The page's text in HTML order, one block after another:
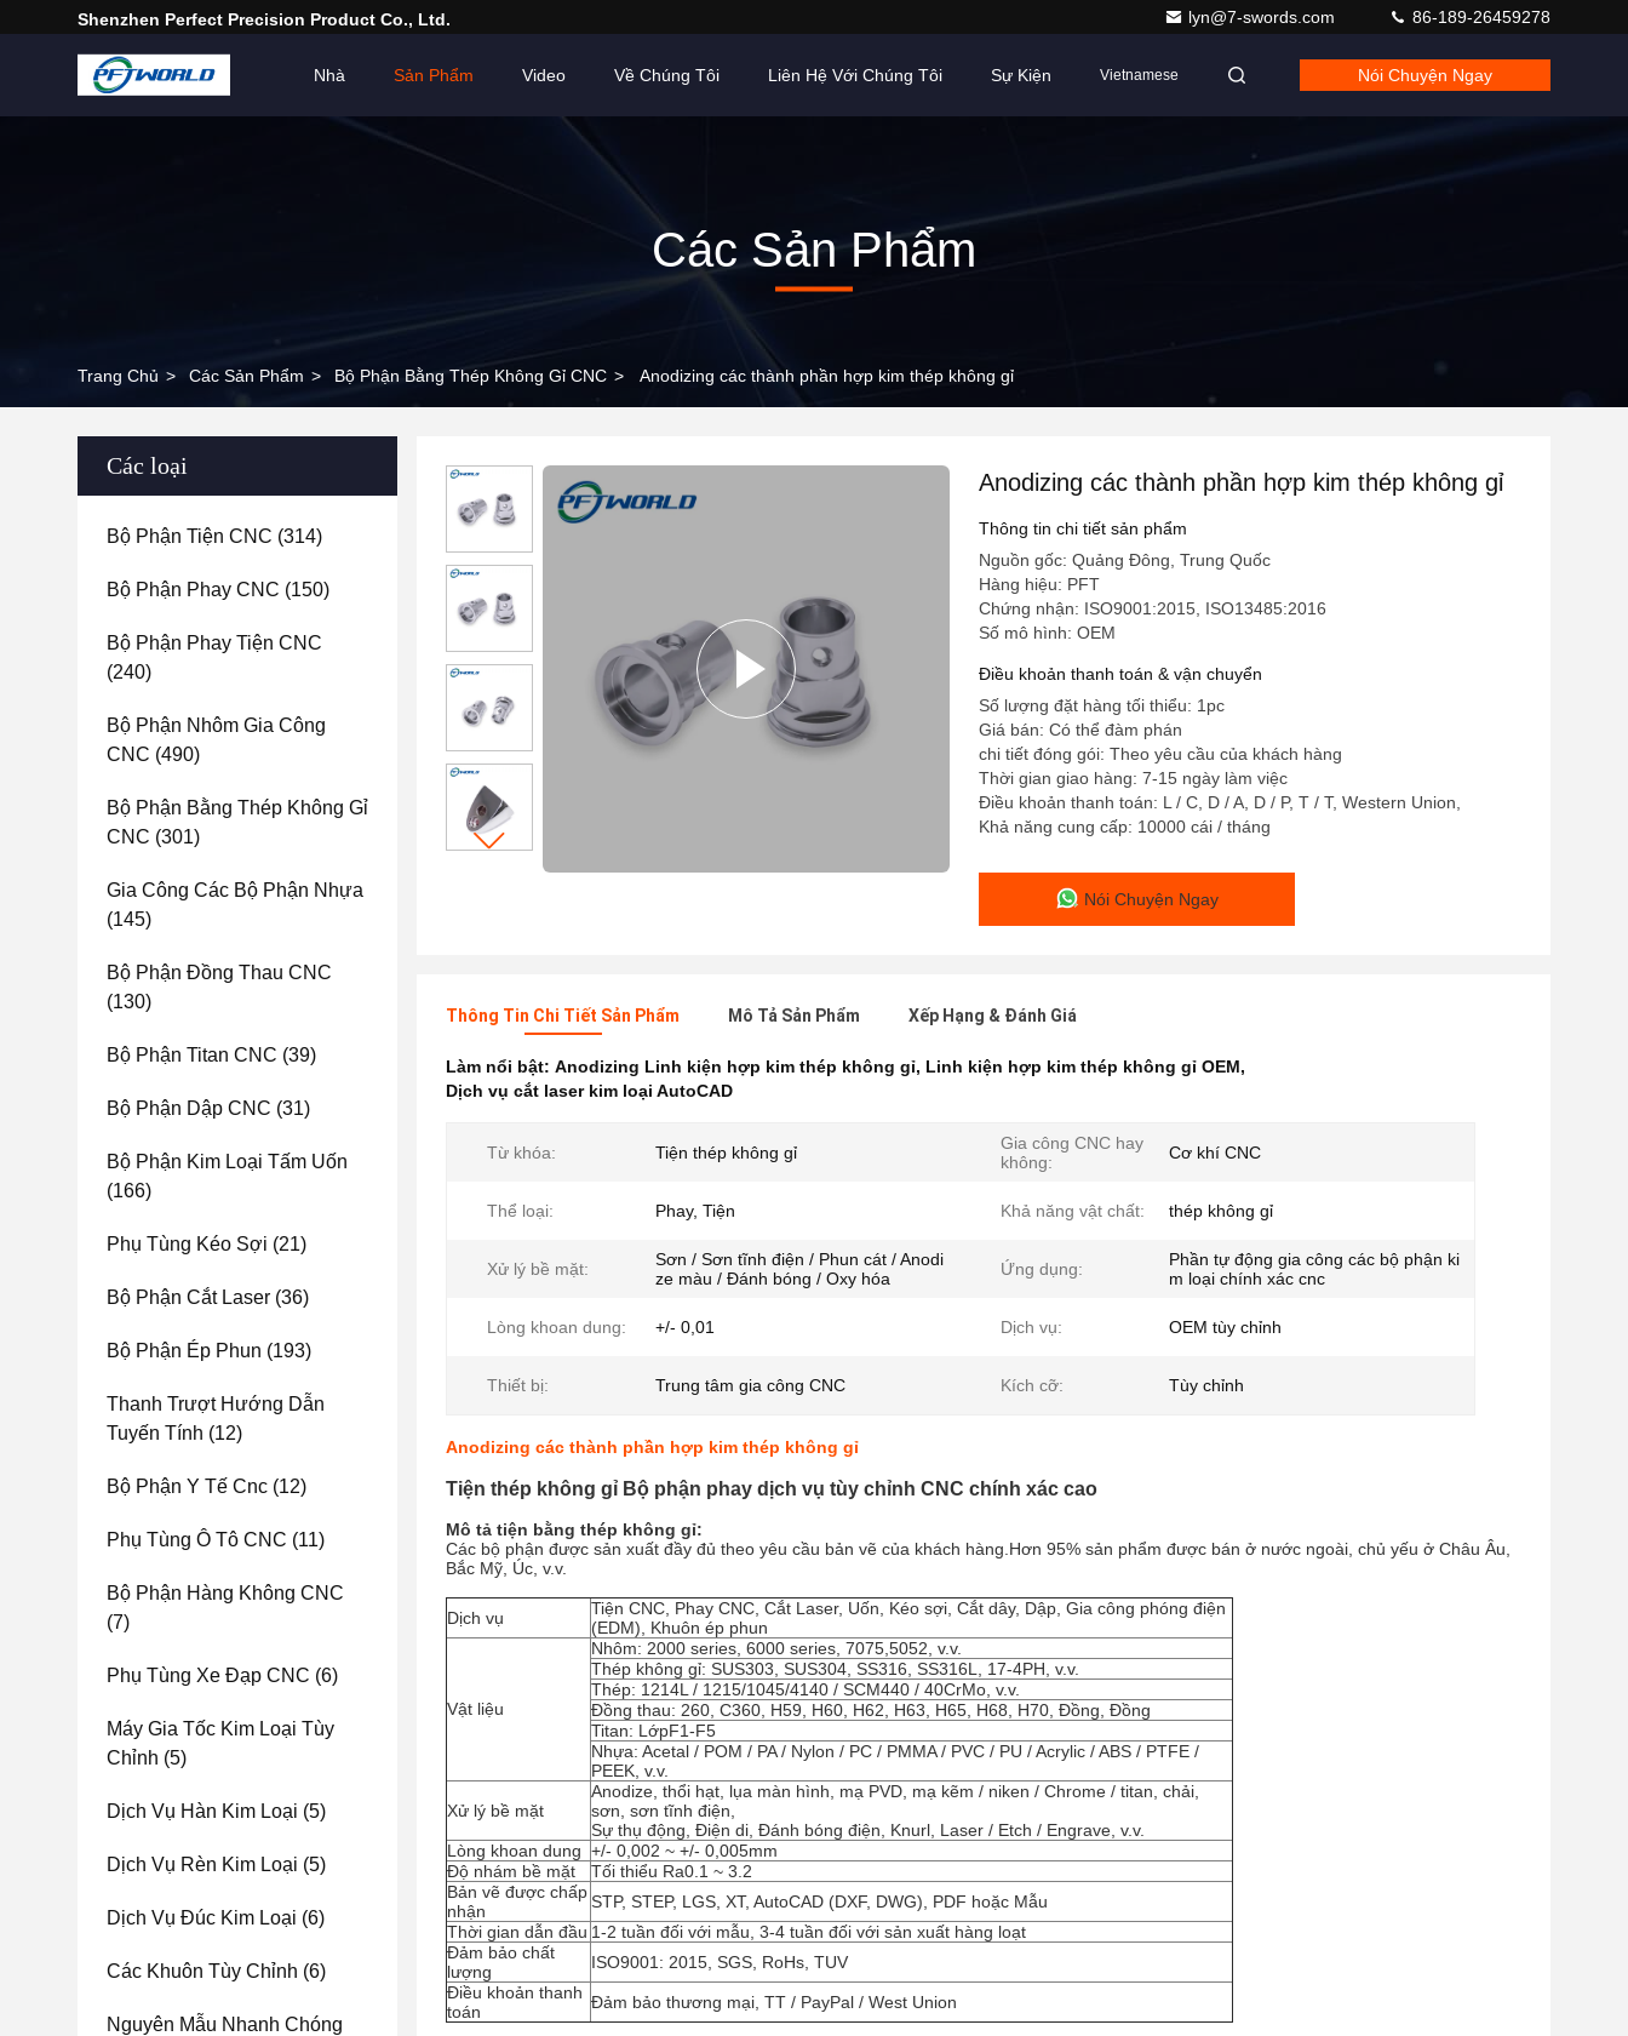
Shenzhen Perfect Precision Product Co., Ltd. lyn@7-swords.com 86-189-26459278
Nhà Sản Phẩm Video Về Chúng Tôi Liên Hệ Với Chúng Tôi Sự Kiện Vietnamese Nói Chuyện Ngay
Các Sản Phẩm
Trang Chủ > Các Sản Phẩm > Bộ Phận Bằng Thép Không Gỉ CNC > Anodizing các thành phần hợp kim thép không gỉ
Các loại
Bộ Phận Tiện CNC (314)
Bộ Phận Phay CNC (150)
Bộ Phận Phay Tiện CNC
(240)
Bộ Phận Nhôm Gia Công
CNC (490)
Bộ Phận Bằng Thép Không Gỉ
CNC (301)
Gia Công Các Bộ Phận Nhựa
(145)
Bộ Phận Đồng Thau CNC
(130)
Bộ Phận Titan CNC (39)
Bộ Phận Dập CNC (31)
Bộ Phận Kim Loại Tấm Uốn
(166)
Phụ Tùng Kéo Sợi (21)
Bộ Phận Cắt Laser (36)
Bộ Phận Ép Phun (193)
Thanh Trượt Hướng Dẫn
Tuyến Tính (12)
Bộ Phận Y Tế Cnc (12)
Phụ Tùng Ô Tô CNC (11)
Bộ Phận Hàng Không CNC
(7)
Phụ Tùng Xe Đạp CNC (6)
Máy Gia Tốc Kim Loại Tùy
Chỉnh (5)
Dịch Vụ Hàn Kim Loại (5)
Dịch Vụ Rèn Kim Loại (5)
Dịch Vụ Đúc Kim Loại (6)
Các Khuôn Tùy Chỉnh (6)
Nguyên Mẫu Nhanh Chóng
Anodizing các thành phần hợp kim thép không gỉ
Thông tin chi tiết sản phẩm
Nguồn gốc: Quảng Đông, Trung Quốc
Hàng hiệu: PFT
Chứng nhận: ISO9001:2015, ISO13485:2016
Số mô hình: OEM
Điều khoản thanh toán & vận chuyển
Số lượng đặt hàng tối thiểu: 1pc
Giá bán: Có thể đàm phán
chi tiết đóng gói: Theo yêu cầu của khách hàng
Thời gian giao hàng: 7-15 ngày làm việc
Điều khoản thanh toán: L / C, D / A, D / P, T / T, Western Union,
Khả năng cung cấp: 10000 cái / tháng
Nói Chuyện Ngay
Thông Tin Chi Tiết Sản Phẩm Mô Tả Sản Phẩm Xếp Hạng & Đánh Giá
Làm nổi bật: Anodizing Linh kiện hợp kim thép không gỉ, Linh kiện hợp kim thép không gỉ OEM,
Dịch vụ cắt laser kim loại AutoCAD
Từ khóa: Tiện thép không gỉ
Gia công CNC hay
không:
Cơ khí CNC
Thể loại: Phay, Tiện Khả năng vật chất: thép không gỉ
Xử lý bề mặt:
Sơn / Sơn tĩnh điện / Phun cát / Anodi
ze màu / Đánh bóng / Oxy hóa
Ứng dụng:
Phần tự động gia công các bộ phận ki
m loại chính xác cnc
Lòng khoan dung: +/- 0,01 Dịch vụ: OEM tùy chỉnh
Thiết bị: Trung tâm gia công CNC Kích cỡ: Tùy chỉnh
Anodizing các thành phần hợp kim thép không gỉ
Tiện thép không gỉ Bộ phận phay dịch vụ tùy chỉnh CNC chính xác cao
Mô tả tiện bằng thép không gỉ:
Các bộ phận được sản xuất đầy đủ theo yêu cầu bản vẽ của khách hàng.Hơn 95% sản phẩm được bán ở nước ngoài, chủ yếu ở Châu Âu,
Bắc Mỹ, Úc, v.v.
Dịch vụ
Tiện CNC, Phay CNC, Cắt Laser, Uốn, Kéo sợi, Cắt dây, Dập, Gia công phóng điện
(EDM), Khuôn ép phun
Vật liệu
Nhôm: 2000 series, 6000 series, 7075,5052, v.v.
Thép không gỉ: SUS303, SUS304, SS316, SS316L, 17-4PH, v.v.
Thép: 1214L / 1215/1045/4140 / SCM440 / 40CrMo, v.v.
Đồng thau: 260, C360, H59, H60, H62, H63, H65, H68, H70, Đồng, Đồng
Titan: LớpF1-F5
Nhựa: Acetal / POM / PA / Nylon / PC / PMMA / PVC / PU / Acrylic / ABS / PTFE /
PEEK, v.v.
Xử lý bề mặt
Anodize, thổi hạt, lụa màn hình, mạ PVD, mạ kẽm / niken / Chrome / titan, chải,
sơn, sơn tĩnh điện,
Sự thụ động, Điện di, Đánh bóng điện, Knurl, Laser / Etch / Engrave, v.v.
Lòng khoan dung +/- 0,002 ~ +/- 0,005mm
Độ nhám bề mặt
Tối thiểu Ra0.1 ~ 3.2
Bản vẽ được chấp
nhận
STP, STEP, LGS, XT, AutoCAD (DXF, DWG), PDF hoặc Mẫu
Thời gian dẫn đầu 1-2 tuần đối với mẫu, 3-4 tuần đối với sản xuất hàng loạt
Đảm bảo chất
lượng
ISO9001: 2015, SGS, RoHs, TUV
Điều khoản thanh
toán
Đảm bảo thương mại, TT / PayPal / West Union